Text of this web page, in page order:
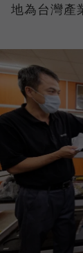
地為台灣產